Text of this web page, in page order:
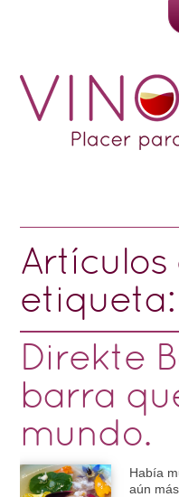
Artículos
etiqueta:
Direkte
barra
mundo.
Había
aún